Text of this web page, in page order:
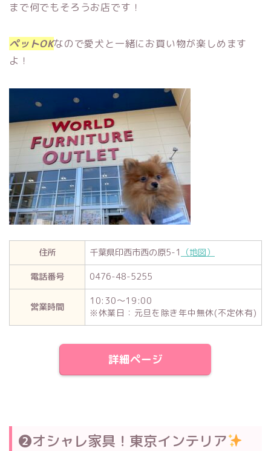
まで何でもそろうお店です！
ペットOKなので愛犬と一緒にお買い物が楽しめます
よ！
住所 千葉県印西市西の原5-1 （地図）
電話番号
0476-48-5255
営業時間 10:30～19:00
※休業日：元旦を除き年中無休(不定休有)
詳細ページ
❷オシャレ家具！東京インテリア